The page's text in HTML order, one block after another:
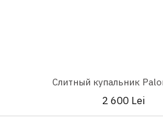
Слитный купальник
2 600 Lei